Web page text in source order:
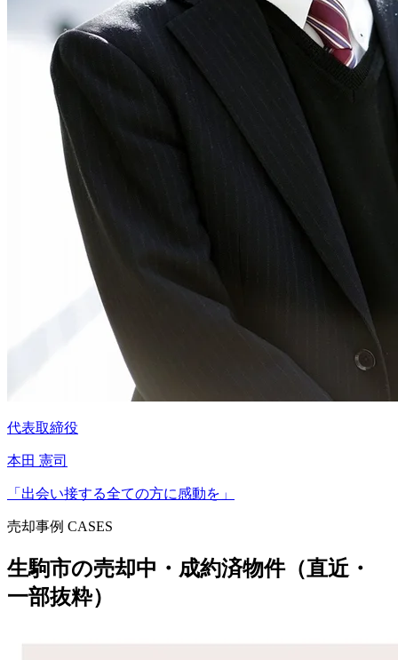
代表取締役
本田 憲司
「 出会い接する全ての方に感動を 」
売却事例 CASES
生駒市の売却中・成約済物件（直近・
一部抜粋）